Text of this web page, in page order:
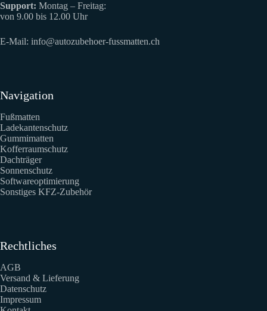
Support: Montag – Freitag:
von 9.00 bis 12.00 Uhr
E-Mail: info@autozubehoer-fussmatten.ch
Navigation
Fußmatten
Ladekantenschutz
Gummimatten
Kofferraumschutz
Dachträger
Sonnenschutz
Softwareoptimierung
Sonstiges KFZ-Zubehör
Rechtliches
AGB
Versand & Lieferung
Datenschutz
Impressum